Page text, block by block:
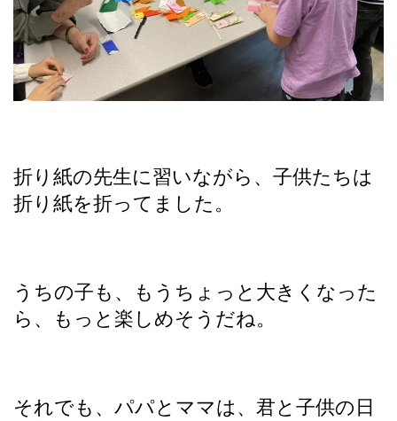
折り紙の先生に習いながら、子供たちは
折り紙を折ってました。
うちの子も、もうちょっと大きくなった
ら、もっと楽しめそうだね。
それでも、パパとママは、君と子供の日